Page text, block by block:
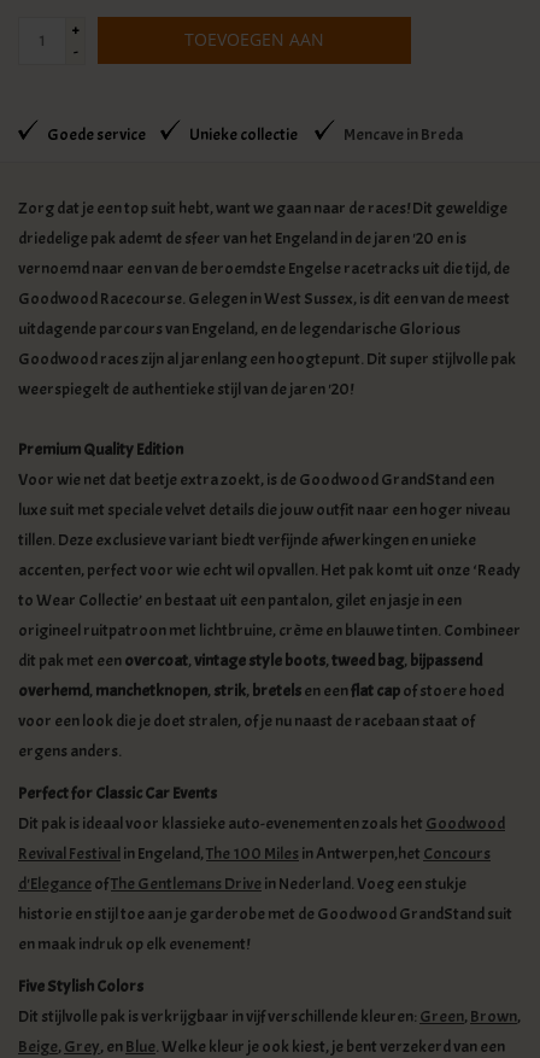
+
-
TOEVOEGEN AAN
Goede service Unieke collectie Mencave in Breda
Zorg dat je een top suit hebt, want we gaan naar de races! Dit geweldige
driedelige pak ademt de sfeer van het Engeland in de jaren '20 en is
vernoemd naar een van de beroemdste Engelse racetracks uit die tijd, de
Goodwood Racecourse. Gelegen in West Sussex, is dit een van de meest
uitdagende parcours van Engeland, en de legendarische Glorious
Goodwood races zijn al jarenlang een hoogtepunt. Dit super stijlvolle pak
weerspiegelt de authentieke stijl van de jaren '20!
Premium Quality Edition
Voor wie net dat beetje extra zoekt, is de Goodwood GrandStand een
luxe suit met speciale velvet details die jouw outfit naar een hoger niveau
tillen. Deze exclusieve variant biedt verfijnde afwerkingen en unieke
accenten, perfect voor wie echt wil opvallen. Het pak komt uit onze ‘Ready
to Wear Collectie’ en bestaat uit een pantalon, gilet en jasje in een
origineel ruitpatroon met lichtbruine, crème en blauwe tinten. Combineer
dit pak met eenovercoat,vintagestyle boots,tweed bag, bijpassend
overhemd, manchetknopen, strik, bretelsen eenflatcapof stoere hoed
voor een look die je doet stralen, of je nu naast de racebaan staat of
ergens anders.
Perfect for Classic Car Events
Dit pak is ideaal voor klassieke auto-evenementen zoals het Goodwood
Revival Festival in Engeland,The 100 Miles in Antwerpen,het Concours
d'Elegance ofThe Gentlemans Drive in Nederland. Voeg een stukje
historie en stijl toe aan je garderobe met de Goodwood GrandStand suit
en maak indruk op elk evenement!
Five Stylish Colors
Dit stijlvolle pak is verkrijgbaar in vijf verschillende kleuren: Green, Brown,
Beige, Grey, enBlue. Welke kleur je ook kiest, je bent verzekerd van een